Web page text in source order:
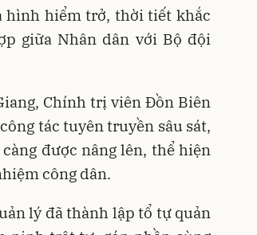
hình hiểm trở, thời tiết khắc
giữa Nhân dân với Bộ đội
Chính trị viên Đồn Biên
tác tuyên truyền sâu sát,
được nâng lên, thể hiện
công dân.
lý đã thành lập tổ tự quản